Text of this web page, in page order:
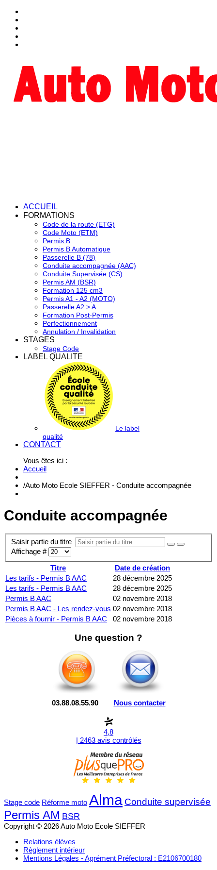
ACCUEIL
FORMATIONS
Code de la route (ETG)
Code Moto (ETM)
Permis B
Permis B Automatique
Passerelle B (78)
Conduite accompagnée (AAC)
Conduite Supervisée (CS)
Permis AM (BSR)
Formation 125 cm3
Permis A1 - A2 (MOTO)
Passerelle A2 > A
Formation Post-Permis
Perfectionnement
Annulation / Invalidation
STAGES
Stage Code
LABEL QUALITE
Le label
qualité
CONTACT
Vous êtes ici :
Accueil
/Auto Moto Ecole SIEFFER - Conduite accompagnée
Conduite accompagnée
Saisir partie du titre
Affichage #
Titre
Date de création
Les tarifs - Permis B AAC
28 décembre 2025
Les tarifs - Permis B AAC
28 décembre 2025
Permis B AAC
02 novembre 2018
Permis B AAC - Les rendez-vous 02 novembre 2018
Pièces à fournir - Permis B AAC
02 novembre 2018
Une question ?
03.88.08.55.90 Nous contacter
4,8
| 2463 avis contrôlés
Stage code Réforme moto Alma Conduite supervisée
Permis AM BSR
Copyright © 2026 Auto Moto Ecole SIEFFER
Relations élèves
Règlement intérieur
Mentions Légales - Agrément Préfectoral : E2106700180